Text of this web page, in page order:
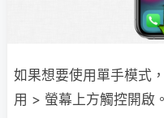
如果想要使用單手模式
用 > 螢幕上方觸控開啟。